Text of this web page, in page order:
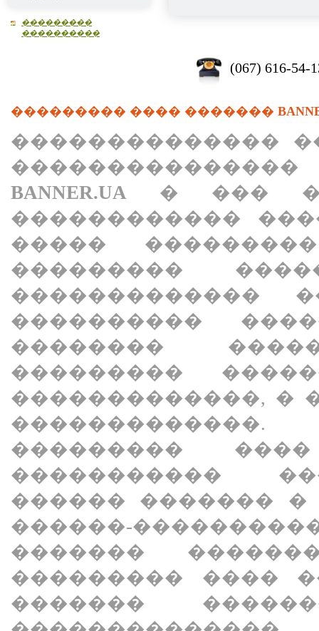
���������
����������
(067) 616-54-
��������� ���� �������
��������������
BANNER.UA � ���
������������
�����
���������
�������������
����������
��������
���������
�������������, �
���������
�����������
������ ������� �
������-
�������
��������� ����
�������